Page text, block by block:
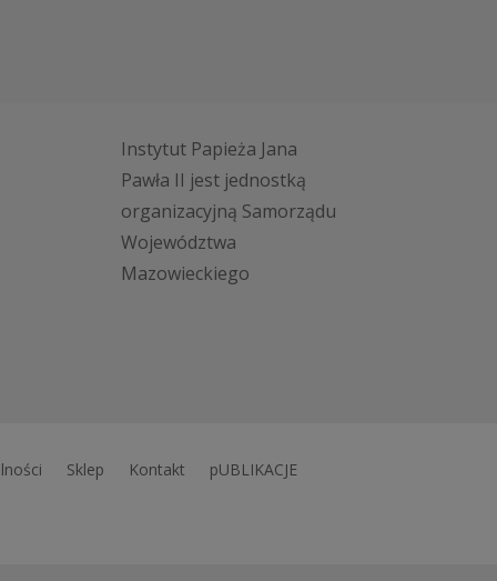
Instytut Papieża Jana
Pawła II jest jednostką
organizacyjną Samorządu
Województwa
Mazowieckiego
Sklep Kontakt
pUBLIKACJE